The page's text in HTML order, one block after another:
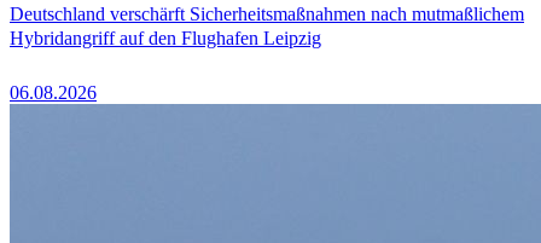
Deutschland verschärft Sicherheitsmaßnahmen nach mutmaßlichem
Hybridangriff auf den Flughafen Leipzig
06.08.2026